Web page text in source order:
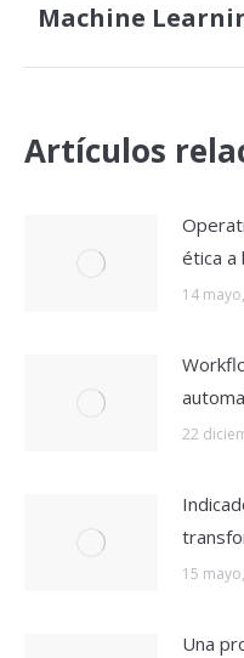
Machine
Artículos
ética a
14
22
15
Una